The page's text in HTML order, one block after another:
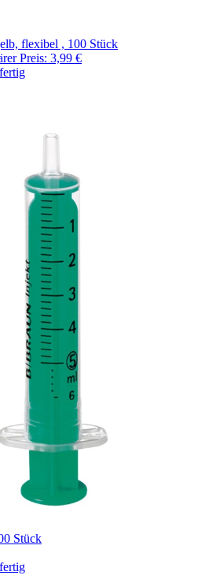
flexibel , 100 Stück
Preis: 3,99 €
Stück